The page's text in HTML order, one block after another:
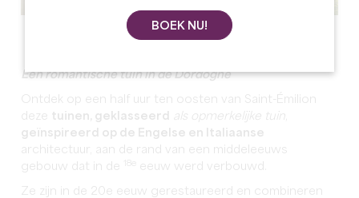
Alle foto's bekijken
Een romantische tuin in de Dordogne
Ontdek op een half uur ten oosten van Saint-Émilion
deze tuinen, geklasseerd als opmerkelijke tuin
geïnspireerd op de Engelse en Italiaanse
architectuur, aan de rand van een middeleeuws
gebouw dat in de
eeuw werd verbouwd.
Ze zijn in de 20e eeuw gerestaureerd en combineren
BOEK NU!